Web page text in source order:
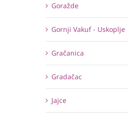
Goražde
Gornji Vakuf - Uskoplje
Gračanica
Gradačac
Jajce